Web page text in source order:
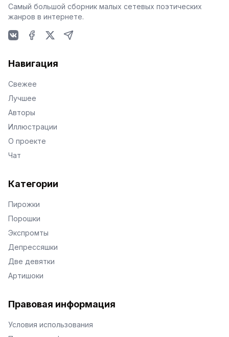
Самый большой сборник малых сетевых поэтических
жанров в интернете.
Навигация
Свежее
Лучшее
Авторы
Иллюстрации
О проекте
Чат
Категории
Пирожки
Порошки
Экспромты
Депрессяшки
Две девятки
Артишоки
Правовая информация
Условия использования